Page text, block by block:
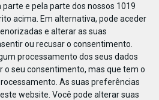
e pela parte dos nossos 1019
acima. Em alternativa, pode aceder
e alterar as suas
ou recusar o consentimento.
processamento dos seus dados
o seu consentimento, mas que tem o
As suas preferências
website. Você pode alterar suas